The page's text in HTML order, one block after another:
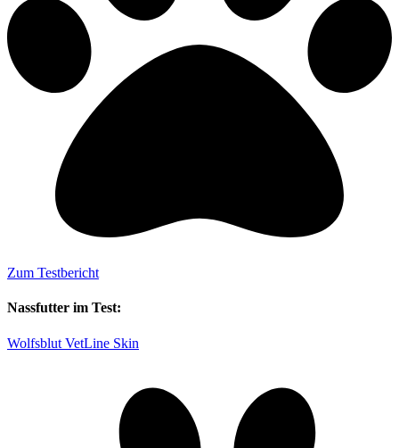
Zum Testbericht
Nassfutter im Test:
Wolfsblut VetLine Skin